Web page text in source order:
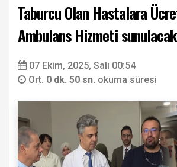
Taburcu Olan Hastalara
Ambulans Hizmeti sunulacak
07 Ekim, 2025, Salı 00:54
Ort. 0 dk. 50 sn. okuma süresi